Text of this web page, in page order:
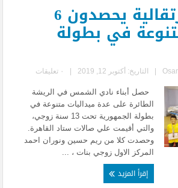
الريشة البرتقالية يحصدون 6
في بطولة
التاريخ: أكتوبر 12, 2019 ٠ تعليقات
حصل أبناء نادي الشمس في الريشة
الطائرة على عدة ميداليات متنوعة في
بطولة الجمهورية تحت 13 سنة زوجي،
والتي أقيمت علي صالات ستاد القاهرة.
وحصدت كلا من ريم حسين ونوران احمد
المركز الاول زوجي بنات ، ...
إقرأ المزيد